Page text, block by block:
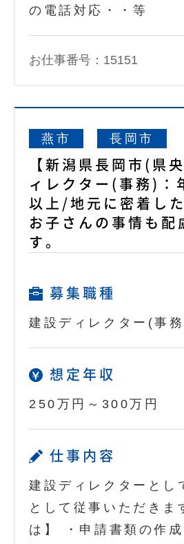
の電話対応・・等
お仕事番号：15151
燕市
長岡市
【新潟県長岡市(県
ィレクター(事務)：
以上/地元に密着し
お子さんの事情も配
す。
募集職種
建設ディレクター(事
想定年収
250万円～300万円
仕事内容
建設ディレクターとし
として従事いただきま
は】 ・申請書類の作